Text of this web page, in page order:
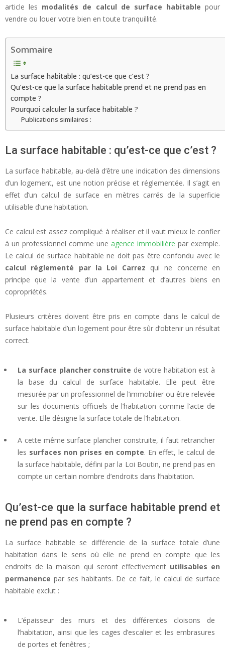
article les modalités de calcul de surface habitable pour
vendre ou louer votre bien en toute tranquillité.
Sommaire
La surface habitable : qu’est-ce que c’est ?
Qu’est-ce que la surface habitable prend et ne prend pas en
compte ?
Pourquoi calculer la surface habitable ?
Publications similaires :
La surface habitable : qu’est-ce que c’est ?
La surface habitable, au-delà d’être une indication des dimensions
d’un logement, est une notion précise et réglementée. Il s’agit en
effet d’un calcul de surface en mètres carrés de la superficie
utilisable d’une habitation.
Ce calcul est assez compliqué à réaliser et il vaut mieux le confier
à un professionnel comme une agence immobilière par exemple.
Le calcul de surface habitable ne doit pas être confondu avec le
calcul réglementé par la Loi Carrez qui ne concerne en
principe que la vente d’un appartement et d’autres biens en
copropriétés.
Plusieurs critères doivent être pris en compte dans le calcul de
surface habitable d’un logement pour être sûr d’obtenir un résultat
correct.
La surface plancher construite de votre habitation est à
la base du calcul de surface habitable. Elle peut être
mesurée par un professionnel de l’immobilier ou être relevée
sur les documents officiels de l’habitation comme l’acte de
vente. Elle désigne la surface totale de l’habitation.
A cette même surface plancher construite, il faut retrancher
les surfaces non prises en compte. En effet, le calcul de
la surface habitable, défini par la Loi Boutin, ne prend pas en
compte un certain nombre d’endroits dans l’habitation.
Qu’est-ce que la surface habitable prend et
ne prend pas en compte ?
La surface habitable se différencie de la surface totale d’une
habitation dans le sens où elle ne prend en compte que les
endroits de la maison qui seront effectivement utilisables en
permanence par ses habitants. De ce fait, le calcul de surface
habitable exclut :
L’épaisseur des murs et des différentes cloisons de
l’habitation, ainsi que les cages d’escalier et les embrasures
de portes et fenêtres ;